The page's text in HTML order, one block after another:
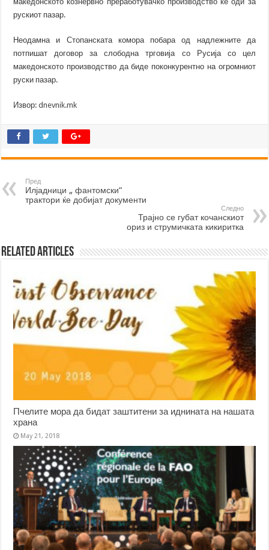
рускиот пазар.
Неодамна и Стопанската комора побара од надлежните да
потпишат договор за слободна трговија со Русија со цел
македонското производство да биде поконкурентно на огромниот
руски пазар.
Извор:dnevnik.mk
Пред
Илјадници „ фантомски“
трактори ќе добијат документи
Следно
Трајно се губат кочанскиот
ориз и струмичката кикиритка
Related Articles
Пчелите мора да бидат заштитени за иднината на нашата
храна
May 21, 2018